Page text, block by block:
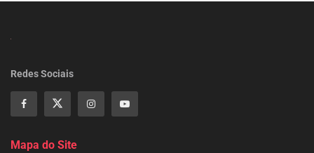
Redes Sociais
Mapa do Site